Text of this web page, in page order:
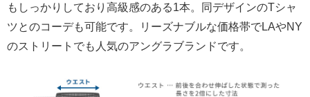
もしっかりしており高級感のある1本。同デザインのTシャ
ツとのコーデも可能です。リーズナブルな価格帯でLAやNY
のストリートでも人気のアングラブランドです。